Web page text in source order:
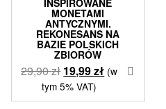
MONETAMI
ANTYCZNYMI.
REKONESANS NA
BAZIE POLSKICH
ZBIORÓW
29,90zł Pierwotna
cena
wynosiła:
19,99złAktualna
wynosi:
(w
tym 5% VAT)